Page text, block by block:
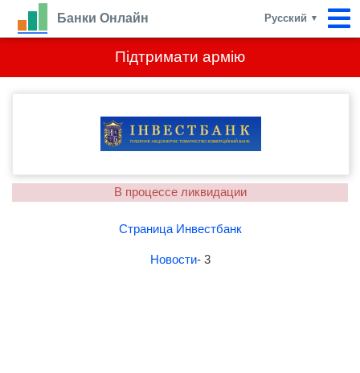
Підтримати армію
Банки Онлайн Русский ▼
В процессе ликвидации
Страница Инвестбанк
Новости- 3